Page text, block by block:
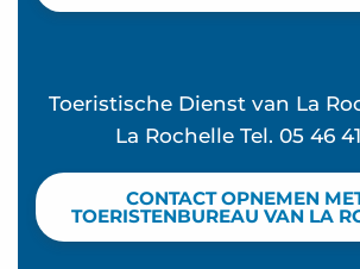
Toeristische Dienst van La
La Rochelle Tel. 05 46
CONTACT OPNEMEN
TOERISTENBUREAU VAN LA